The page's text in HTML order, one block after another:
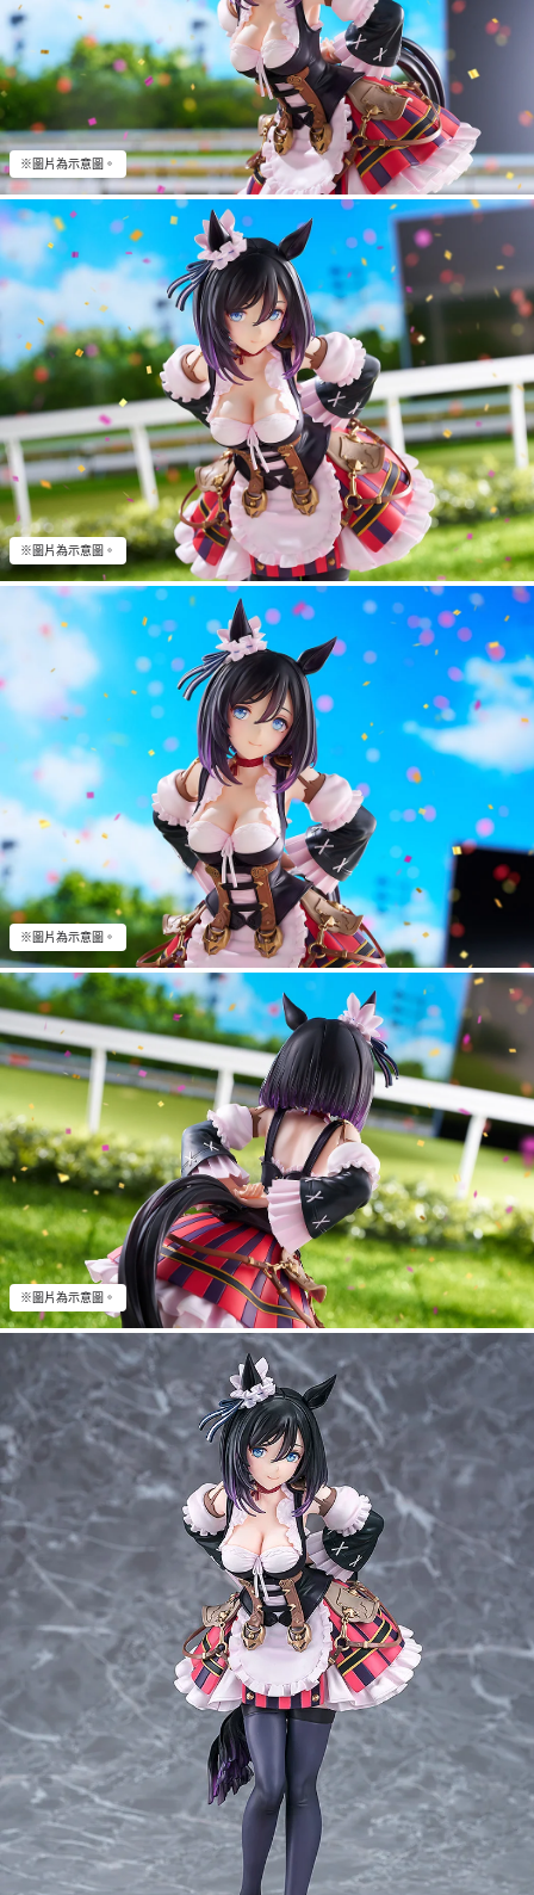
※圖片為示意圖。
※圖片為示意圖。
※圖片為示意圖。
※圖片為示意圖。